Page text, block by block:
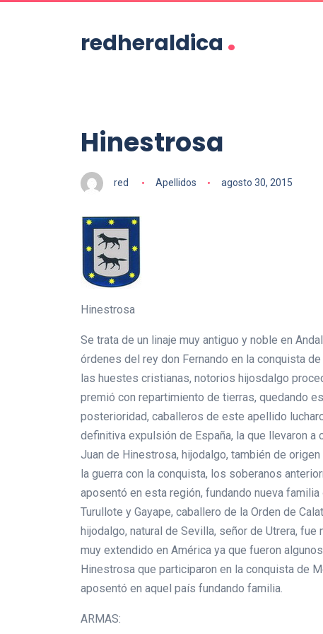
redheraldica .
Hinestrosa
red Apellidos agosto 30, 2015
Hinestrosa
Se trata de un linaje muy antiguo y noble en
órdenes del rey don Fernando en la conquista
las huestes cristianas, notorios hijosdalgo
premió con repartimiento de tierras, quedando
posterioridad, caballeros de este apellido
definitiva expulsión de España, la que llevaron a
Juan de Hinestrosa, hijodalgo, también de
la guerra con la conquista, los soberanos
aposentó en esta región, fundando nueva
Turullote y Gayape, caballero de la Orden de
hijodalgo, natural de Sevilla, señor de Utrera,
muy extendido en América ya que fueron
Hinestrosa que participaron en la conquista de
aposentó en aquel país fundando familia.
ARMAS: